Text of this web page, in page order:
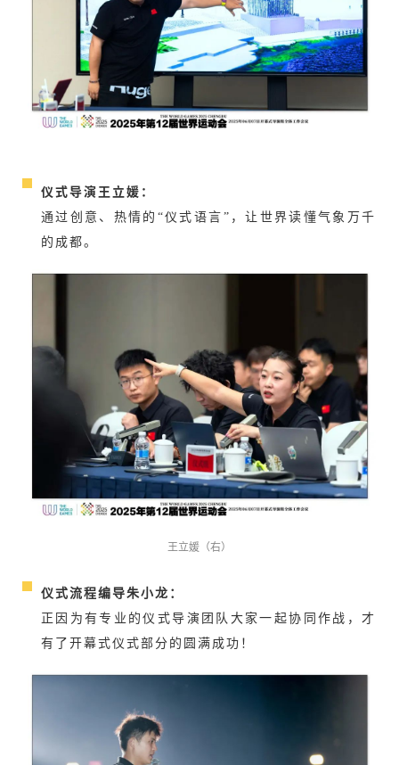
仪式导演王立媛：
通过创意、热情的“仪式语言”，让世界读懂气象万千
的成都。
王立媛（右）
仪式流程编导朱小龙：
正因为有专业的仪式导演团队大家一起协同作战，才
有了开幕式仪式部分的圆满成功！